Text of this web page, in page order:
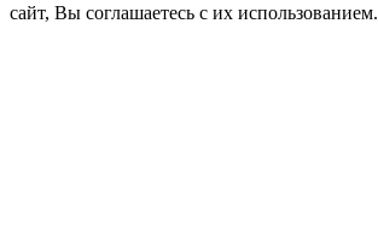
сайт, Вы соглашаетесь с их использованием.